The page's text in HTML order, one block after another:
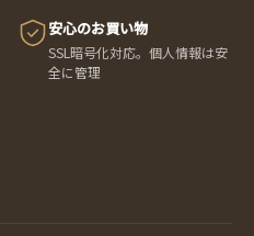
安心のお買い物
SSL暗号化対応。個人情報は安
全に管理